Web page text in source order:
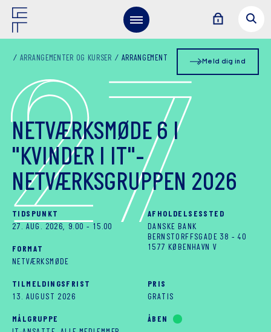
Meld dig ind
ARRANGEMENTER OG KURSER ARRANGEMENT
NETVÆRKSMØDE 6 I
"KVINDER I IT"-
NETVÆRKSGRUPPEN 2026
TIDSPUNKT
27. AUG. 2026, 9.00 - 15.00
FORMAT
NETVÆRKSMØDE
AFHOLDELSESSTED
DANSKE BANK
BERNSTORFFSGADE 38 - 40
1577 KØBENHAVN V
TILMELDINGSFRIST
13. AUGUST 2026
PRIS
GRATIS
MÅLGRUPPE
ÅBEN
27